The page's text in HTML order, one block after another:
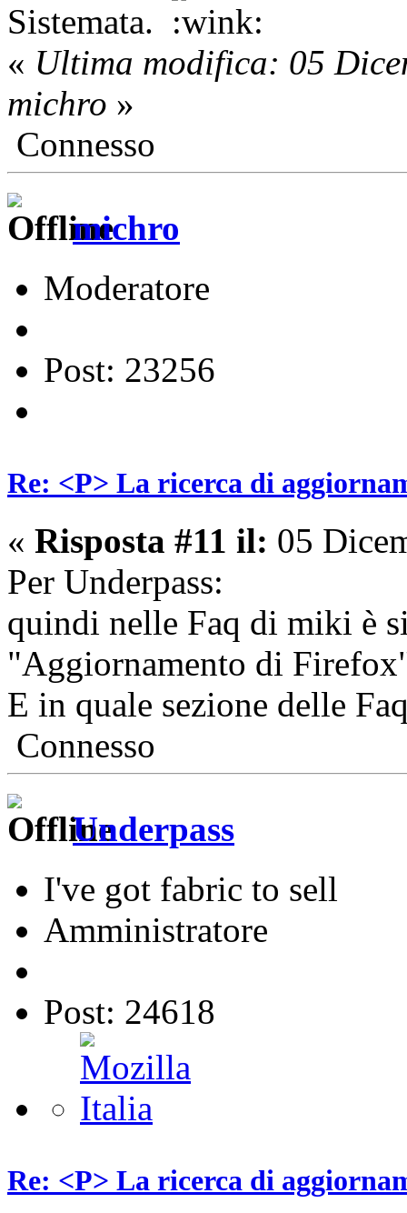
Sistemata.
« Ultima modifica: 05
michro »
Connesso
michro
Moderatore
Post: 23256
Re: <P> La ricerca di
« Risposta #11 il: 05
Per Underpass:
quindi nelle Faq di miki è
"Aggiornamento di
E in quale sezione delle
Connesso
Underpass
I've got fabric to sell
Amministratore
Post: 24618
Re: <P> La ricerca di